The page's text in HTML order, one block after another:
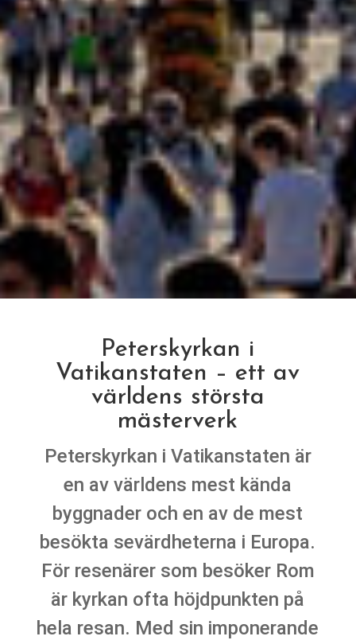
Peterskyrkan i
Vatikanstaten – ett av
världens största
mästerverk
Peterskyrkan i Vatikanstaten är
en av världens mest kända
byggnader och en av de mest
besökta sevärdheterna i Europa.
För resenärer som besöker Rom
är kyrkan ofta höjdpunkten på
hela resan. Med sin imponerande